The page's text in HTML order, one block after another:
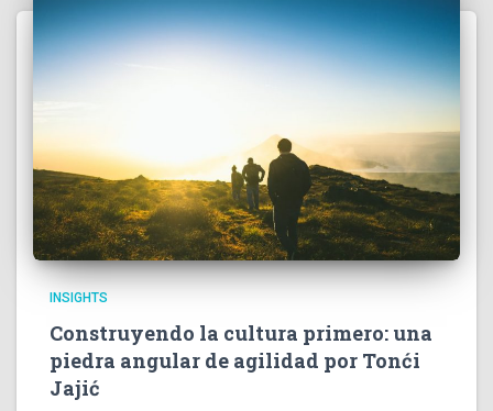
INSIGHTS
Construyendo la cultura primero: una
piedra angular de agilidad por Tonći
Jajić